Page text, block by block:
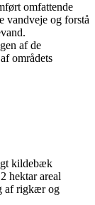
omfattende
vandveje og forstå
af de
områdets
kildebæk
hektar areal
af rigkær og